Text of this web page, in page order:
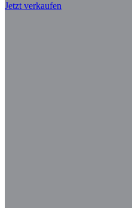
Jetzt verkaufen